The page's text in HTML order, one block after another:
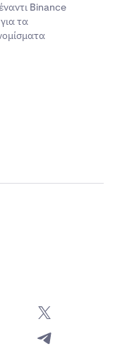
Binance
τα